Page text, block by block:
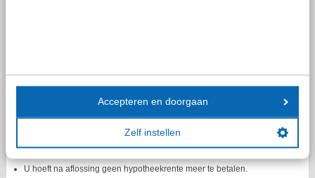
Accepteren en doorgaan
Zelf instellen
Nu de rente op een spaarrekening laag is, is het de vraag of extra
aflossen misschien raadzaam is. Aflossen heeft verschillende fiscale en
U hoeft na aflossing geen hypotheekrente meer te betalen.